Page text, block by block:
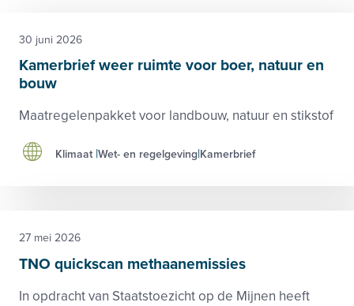
Kamerbrief weer ruimte voor boer, natuur en
bouw
Maatregelenpakket voor landbouw, natuur en stikstof
30 juni 2026
Klimaat Wet- en regelgeving Kamerbrief
TNO quickscan methaanemissies
In opdracht van Staatstoezicht op de Mijnen heeft
27 mei 2026